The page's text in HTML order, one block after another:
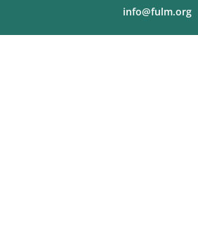
info@fulm.org